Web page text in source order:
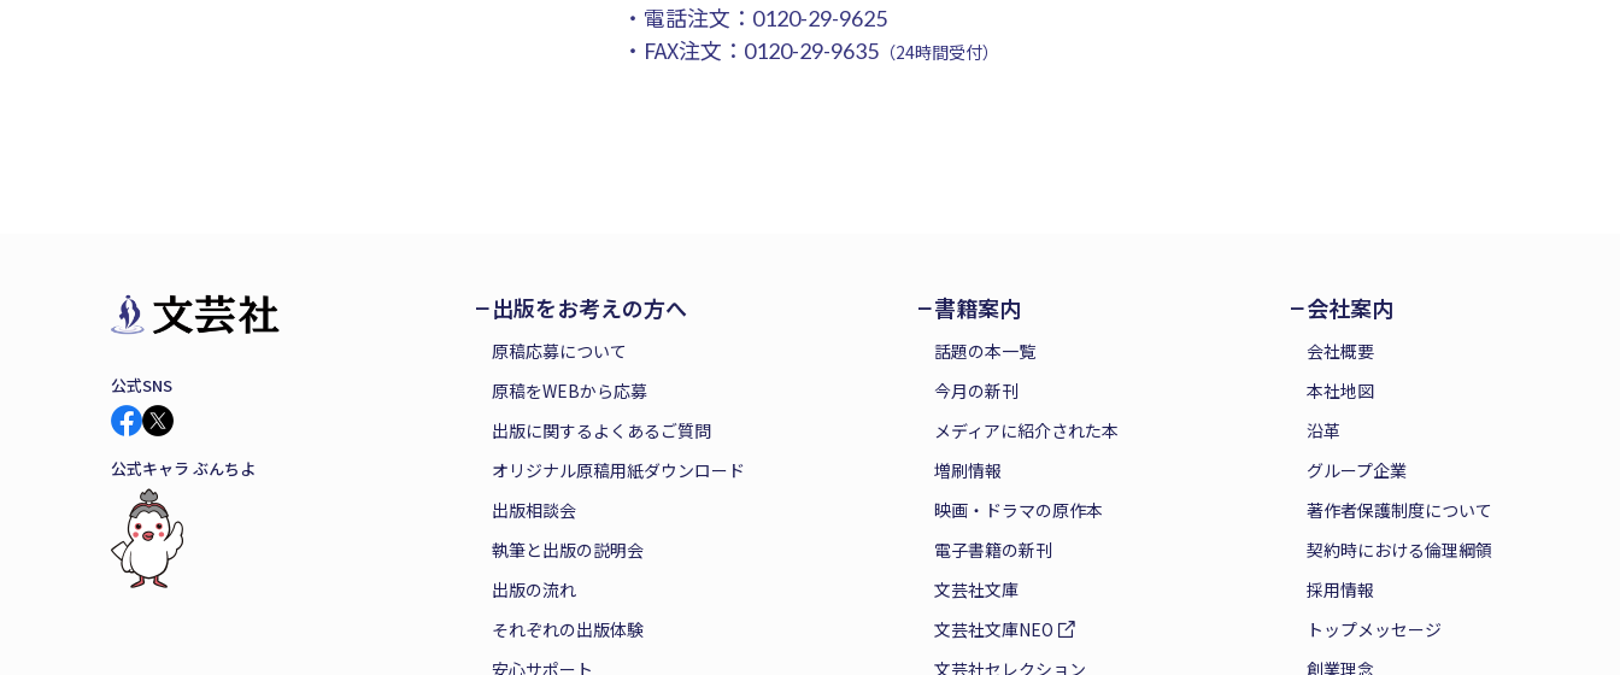
・電話注文： 0120-29-9625
・FAX注文： 0120-29-9635（24時間受付）
公式SNS
公式キャラ ぶんちよ
出版をお考えの方へ
原稿応募について
原稿をWEBから応募
出版に関するよくあるご質問
オリジナル原稿用紙ダウンロード
出版相談会
執筆と出版の説明会
出版の流れ
それぞれの出版体験
安心サポート
書籍案内
話題の本一覧
今月の新刊
メディアに紹介された本
増刷情報
映画・ドラマの原作本
電子書籍の新刊
文芸社文庫
文芸社文庫NEO
文芸社セレクション
会社案内
会社概要
本社地図
沿革
グループ企業
著作者保護制度について
契約時における倫理綱領
採用情報
トップメッセージ
創業理念